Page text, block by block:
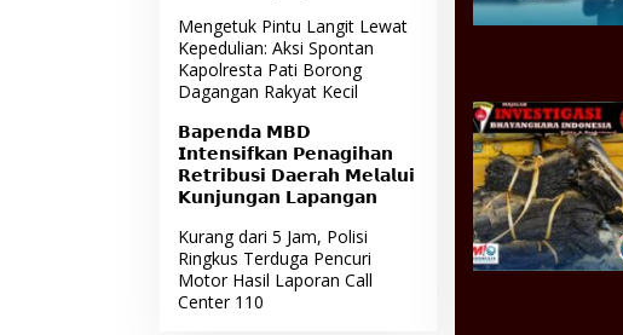
Mengetuk Pintu Langit Lewat
Kepedulian: Aksi Spontan
Kapolresta Pati Borong
Dagangan Rakyat Kecil
𝗕𝗮𝗽𝗲𝗻𝗱𝗮 𝗠𝗕𝗗
𝗜𝗻𝘁𝗲𝗻𝘀𝗶𝗳𝗸𝗮𝗻 𝗣𝗲𝗻𝗮𝗴𝗶𝗵𝗮𝗻
𝗥𝗲𝘁𝗿𝗶𝗯𝘂𝘀𝗶 𝗗𝗮𝗲𝗿𝗮𝗵 𝗠𝗲𝗹𝗮𝗹𝘂𝗶
𝗞𝘂𝗻𝗷𝘂𝗻𝗴𝗮𝗻 𝗟𝗮𝗽𝗮𝗻𝗴𝗮𝗻
Kurang dari 5 Jam, Polisi
Ringkus Terduga Pencuri
Motor Hasil Laporan Call
Center 110